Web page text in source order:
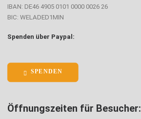
IBAN: DE46 4905 0101 0000 0026 26
BIC: WELADED1MIN
Spenden über Paypal:
SPENDEN
Öffnungszeiten für Besucher: